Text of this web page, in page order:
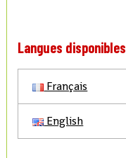
Langues disponibles
Français
English